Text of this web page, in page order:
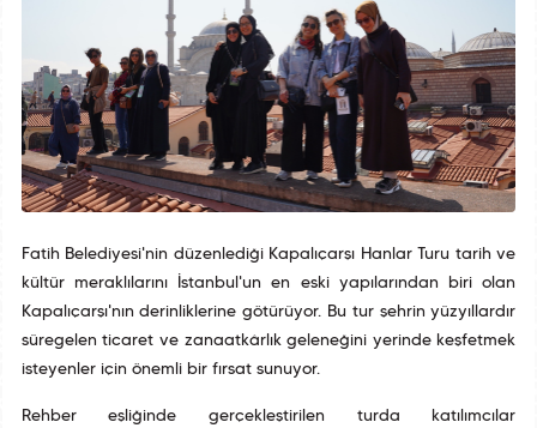
Fatih Belediyesi'nin düzenlediği Kapalıçarşı Hanlar Turu tarih ve
kültür meraklılarını İstanbul'un en eski yapılarından biri olan
Kapalıçarşı'nın derinliklerine götürüyor. Bu tur şehrin yüzyıllardır
süregelen ticaret ve zanaatkârlık geleneğini yerinde keşfetmek
isteyenler için önemli bir fırsat sunuyor.
Rehber eşliğinde gerçekleştirilen turda katılımcılar